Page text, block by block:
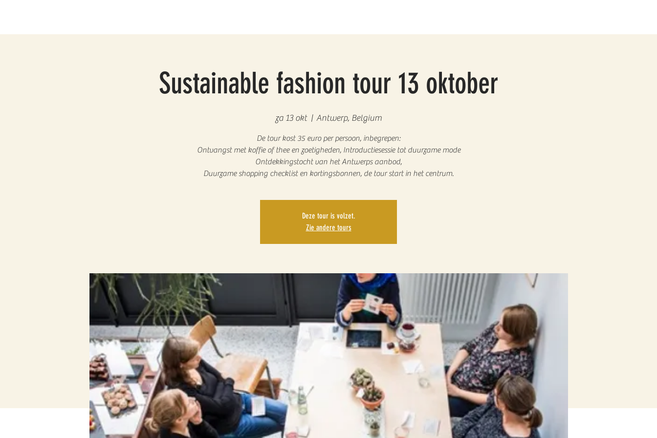
Sustainable fashion tour 13 oktober
za 13 okt
  |
Antwerp, Belgium
De tour kost 35 euro per persoon, inbegrepen:
Ontvangst met koffie of thee en zoetigheden, Introductiesessie tot duurzame mode
Ontdekkingstocht van het Antwerps aanbod,
Duurzame shopping checklist en kortingsbonnen, de tour start in het centrum.
Deze tour is volzet.
Zie andere tours